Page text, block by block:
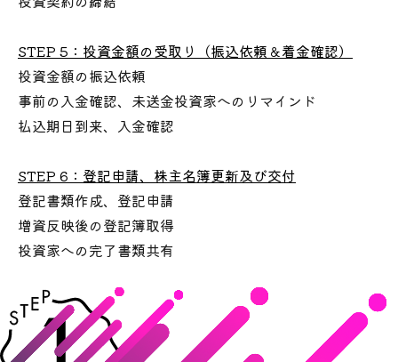
STEP 5：投資金額の受取り（振込依頼＆着金確認）
投資金額の振込依頼
事前の入金確認、未送金投資家へのリマインド
払込期日到来、入金確認
STEP 6：登記申請、株主名簿更新及び交付
登記書類作成、登記申請
増資反映後の登記簿取得
投資家への完了書類共有